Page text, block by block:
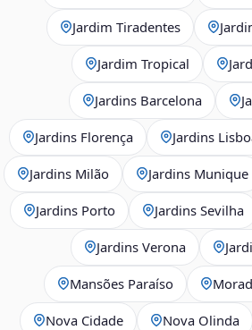
Jardim Tiradentes
Jardim Tropical
Jardins Barcelona
Jardins Florença Jardins
Jardins Milão Jardins Munique
Jardins Porto Jardins Sevilha
Jardins Verona
Mansões Paraíso
Nova Cidade Nova Olinda